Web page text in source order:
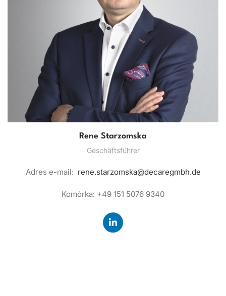
Rene Starzomska
Geschäftsführer
Adres e-mail: rene.starzomska@decaregmbh.de
Komórka: +49 151 5076 9340